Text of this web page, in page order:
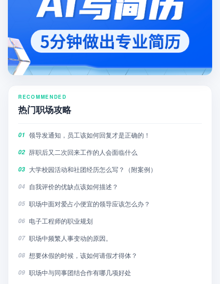
RECOMMENDED
热门职场攻略
01 领导发通知，员工该如何回复才是正确的！
02 辞职后又二次回来工作的人会面临什么
03 大学校园活动和社团经历怎么写？（附案例）
04 自我评价的优缺点该如何描述？
05 职场中面对爱占小便宜的领导应该怎么办？
06 电子工程师的职业规划
07 职场中频繁人事变动的原因。
08 想要休假的时候，该如何请假才得体？
09 职场中与同事团结合作有哪几项好处